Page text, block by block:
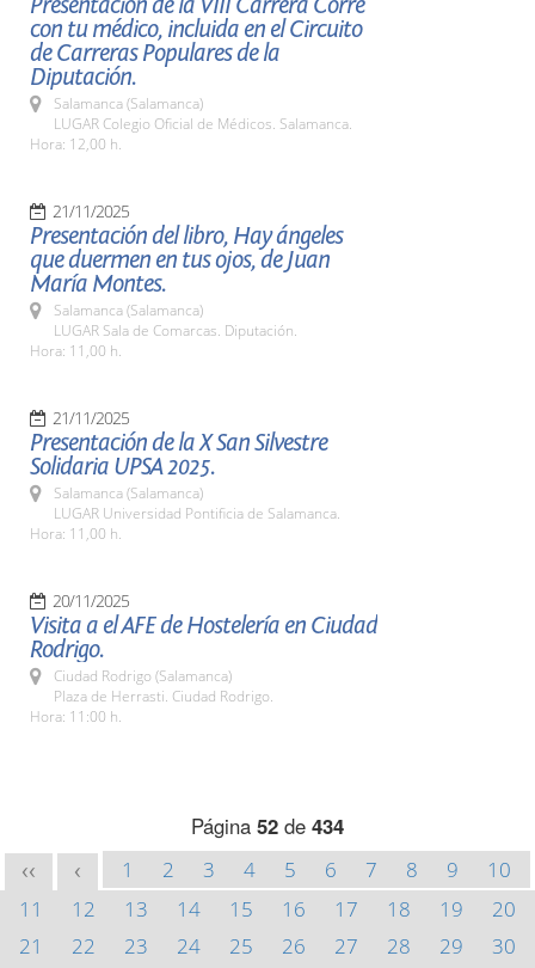
con tu médico, incluida en el Circuito
de Carreras Populares de la
Diputación.
Salamanca (Salamanca)
LUGAR Colegio Oficial de Médicos. Salamanca.
Hora: 12,00 h.
21/11/2025
Presentación del libro, Hay ángeles
que duermen en tus ojos, de Juan
María Montes.
Salamanca (Salamanca)
LUGAR Sala de Comarcas. Diputación.
Hora: 11,00 h.
21/11/2025
Presentación de la X San Silvestre
Solidaria UPSA 2025.
Salamanca (Salamanca)
LUGAR Universidad Pontificia de Salamanca.
Hora: 11,00 h.
20/11/2025
Visita a el AFE de Hostelería en Ciudad
Rodrigo.
Ciudad Rodrigo (Salamanca)
Plaza de Herrasti. Ciudad Rodrigo.
Hora: 11:00 h.
Página 52 de 434
<< < 1 2 3 4 5 6 7 8 9
10
11
12 13 14 15 16 17 18 19
20
21
22 23 24 25 26 27 28 29
30